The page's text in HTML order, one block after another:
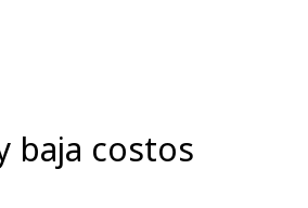
baja costos